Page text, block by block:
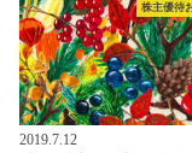
株主優待
2019.7.12